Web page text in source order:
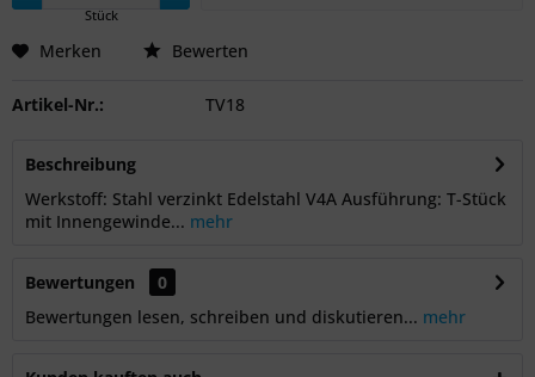
Stück
Merken Bewerten
Artikel-Nr.: TV18
Beschreibung
Werkstoff: Stahl verzinkt Edelstahl V4A Ausführung: T-Stück
mit Innengewinde... mehr
Bewertungen
0
Bewertungen lesen, schreiben und diskutieren... mehr